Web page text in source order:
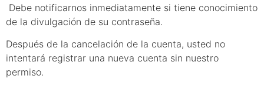
Debe notificarnos inmediatamente si tiene conocimiento
de la divulgación de su contraseña.
Después de la cancelación de la cuenta, usted no
intentará registrar una nueva cuenta sin nuestro
permiso.